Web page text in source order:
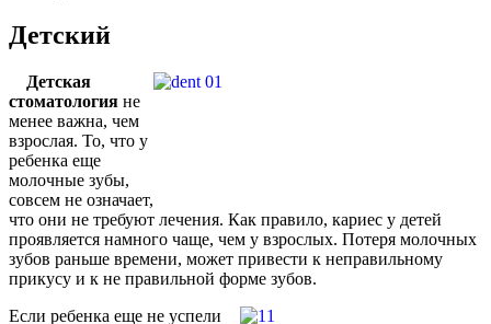
Детский
Детская
стоматология не
менее важна, чем
взрослая. То, что у
ребенка еще
молочные зубы,
совсем не означает,
что они не требуют лечения. Как правило, кариес у детей
проявляется намного чаще, чем у взрослых. Потеря молочных
зубов раньше времени, может привести к неправильному
прикусу и к не правильной форме зубов.
Если ребенка еще не успели